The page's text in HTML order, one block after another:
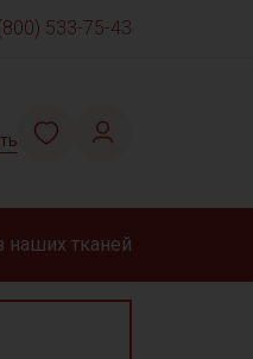
533-75-43
наших тканей